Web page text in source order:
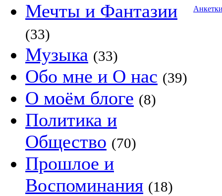
Мечты и Фантазии
(33)
Музыка (33)
Обо мне и О нас (39)
О моём блоге (8)
Политика и
Общество (70)
Прошлое и
Воспоминания (18)